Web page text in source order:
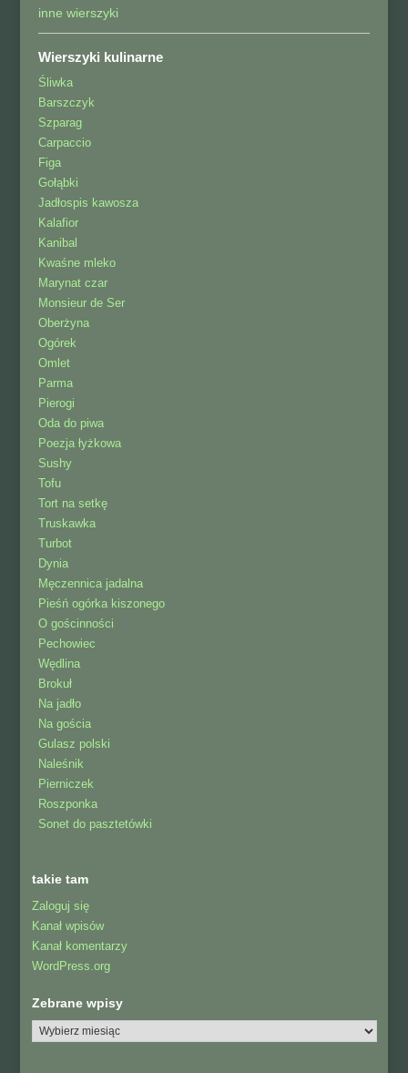
inne wierszyki
Wierszyki kulinarne
Śliwka
Barszczyk
Szparag
Carpaccio
Figa
Gołąbki
Jadłospis kawosza
Kalafior
Kanibal
Kwaśne mleko
Marynat czar
Monsieur de Ser
Oberżyna
Ogórek
Omlet
Parma
Pierogi
Oda do piwa
Poezja łyżkowa
Sushy
Tofu
Tort na setkę
Truskawka
Turbot
Dynia
Męczennica jadalna
Pieśń ogórka kiszonego
O gościnności
Pechowiec
Wędlina
Brokuł
Na jadło
Na gościa
Gulasz polski
Naleśnik
Pierniczek
Roszponka
Sonet do pasztetówki
takie tam
Zaloguj się
Kanał wpisów
Kanał komentarzy
WordPress.org
Zebrane wpisy